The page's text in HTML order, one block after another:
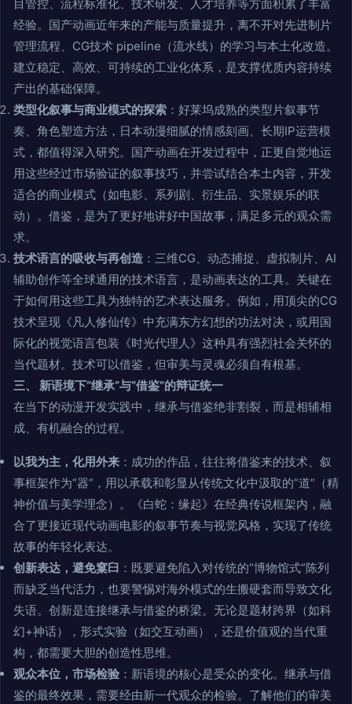
目管控、流程标准化、技术研发、人才培养等方面积累了丰富
经验。国产动画近年来的产能与质量提升，离不开对先进制片
管理流程、CG技术 pipeline（流水线）的学习与本土化改造。
建立稳定、高效、可持续的工业化体系，是支撑优质内容持续
产出的基础保障。
类型化叙事与商业模式的探索 ：好莱坞成熟的类型片叙事节
奏、角色塑造方法，日本动漫细腻的情感刻画、长期IP运营模
式，都值得深入研究。国产动画在开发过程中，正更自觉地运
用这些经过市场验证的叙事技巧，并尝试结合本土内容，开发
适合的商业模式（如电影、系列剧、衍生品、实景娱乐的联
动）。借鉴，是为了更好地讲好中国故事，满足多元的观众需
求。
技术语言的吸收与再创造 ：三维CG、动态捕捉、虚拟制片、AI
辅助创作等全球通用的技术语言，是动画表达的工具。关键在
于如何用这些工具为独特的艺术表达服务。例如，用顶尖的CG
技术呈现《凡人修仙传》中充满东方幻想的功法对决，或用国
际化的视觉语言包装《时光代理人》这种具有强烈社会关怀的
当代题材。技术可以借鉴，但审美与灵魂必须自有根基。
三、 新语境下“继承”与“借鉴”的辩证统一
在当下的动漫开发实践中，继承与借鉴绝非割裂，而是相辅相
成、有机融合的过程。
以我为主，化用外来 ：成功的作品，往往将借鉴来的技术、叙
事框架作为“器”，用以承载和彰显从传统文化中汲取的“道”（精
神价值与美学理念）。《白蛇：缘起》在经典传说框架内，融
合了更接近现代动画电影的叙事节奏与视觉风格，实现了传统
故事的年轻化表达。
创新表达，避免窠臼 ：既要避免陷入对传统的“博物馆式”陈列
而缺乏当代活力，也要警惕对海外模式的生搬硬套而导致文化
失语。创新是连接继承与借鉴的桥梁。无论是题材跨界（如科
幻+神话），形式实验（如交互动画），还是价值观的当代重
构，都需要大胆的创造性思维。
观众本位，市场检验 ：新语境的核心是受众的变化。继承与借
鉴的最终效果，需要经由新一代观众的检验。了解他们的审美